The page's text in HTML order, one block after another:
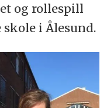
og rollespill
skole i Ålesund.